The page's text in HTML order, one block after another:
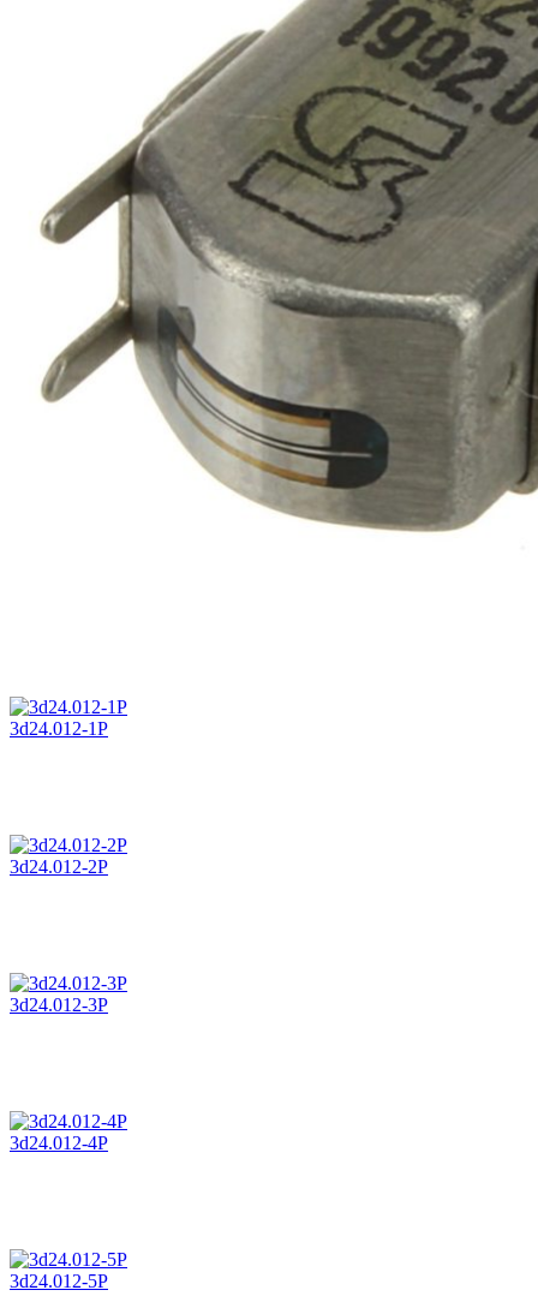
3d24.012-1P
3d24.012-2P
3d24.012-3P
3d24.012-4P
3d24.012-5P